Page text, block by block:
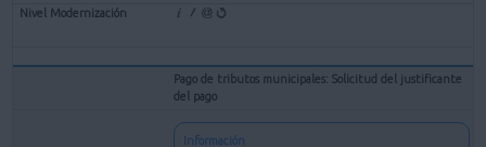
Pago de tributos municipales: Solicitud del justificante
del pago
Información